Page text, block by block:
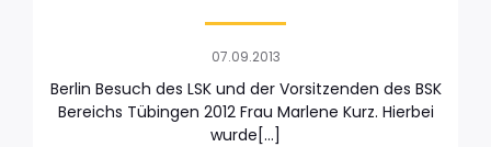
07.09.2013
Berlin Besuch des LSK und der Vorsitzenden des BSK
Bereichs Tübingen 2012 Frau Marlene Kurz. Hierbei
wurde[…]